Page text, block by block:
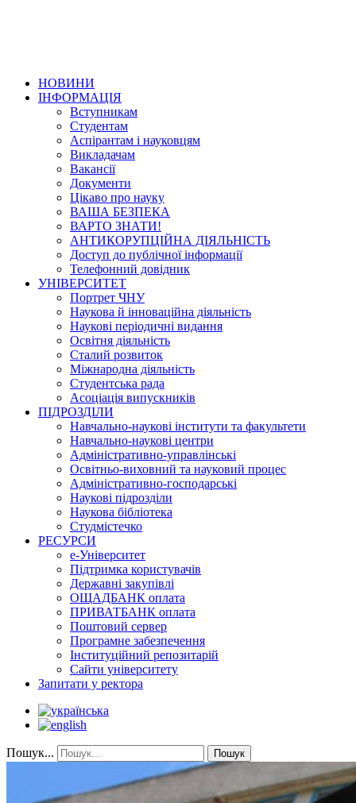
НОВИНИ
ІНФОРМАЦІЯ
Вступникам
Студентам
Аспірантам і науковцям
Викладачам
Вакансії
Документи
Цікаво про науку
ВАША БЕЗПЕКА
ВАРТО ЗНАТИ!
АНТИКОРУПЦІЙНА ДІЯЛЬНІСТЬ
Доступ до публічної інформації
Телефонний довідник
УНІВЕРСИТЕТ
Портрет ЧНУ
Наукова й інноваційна діяльність
Наукові періодичні видання
Освітня діяльність
Сталий розвиток
Міжнародна діяльність
Студентська рада
Асоціація випускників
ПІДРОЗДІЛИ
Навчально-наукові інститути та факультети
Навчально-наукові центри
Адміністративно-управлінські
Освітньо-виховний та науковий процес
Адміністративно-господарські
Наукові підрозділи
Наукова бібліотека
Студмістечко
РЕСУРСИ
е-Університет
Підтримка користувачів
Державні закупівлі
ОЩАДБАНК оплата
ПРИВАТБАНК оплата
Поштовий сервер
Програмне забезпечення
Інституційний репозитарій
Сайти університету
Запитати у ректора
Пошук... Пошук